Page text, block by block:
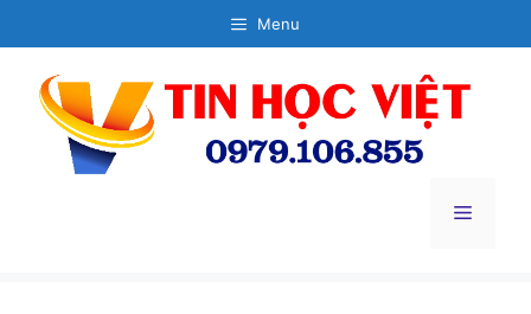
đến
dung
Menu
Menu